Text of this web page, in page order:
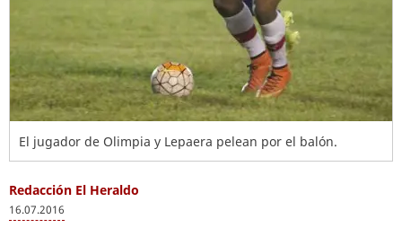
El jugador de Olimpia y Lepaera pelean por el balón.
Redacción El Heraldo
16.07.2016